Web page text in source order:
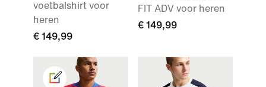
voetbalshirt voor
heren
€ 149,99
FIT ADV voor heren
€ 149,99